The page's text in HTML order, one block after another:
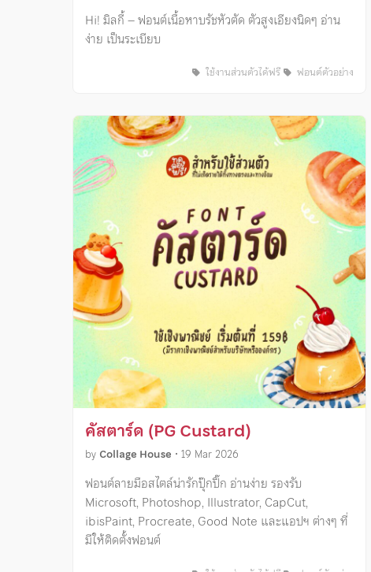
Hi! มิลกี้ – ฟอนต์เนื้อหาบรัชหัวตัด ตัวสูงเอียงนิดๆ อ่าน
ง่าย เป็นระเบียบ
ใช้งานส่วนตัวได้ฟรี ฟอนต์ตัวอย่าง
คัสตาร์ด (PG Custard)
by Collage House • 19 Mar 2026
ฟอนต์ลายมือสไตล์น่ารักปุ๊กปิ๊ก อ่านง่าย รองรับ
Microsoft, Photoshop, Illustrator, CapCut,
ibisPaint, Procreate, Good Note และแอปฯ ต่างๆ ที่
มีให้ติดตั้งฟอนต์